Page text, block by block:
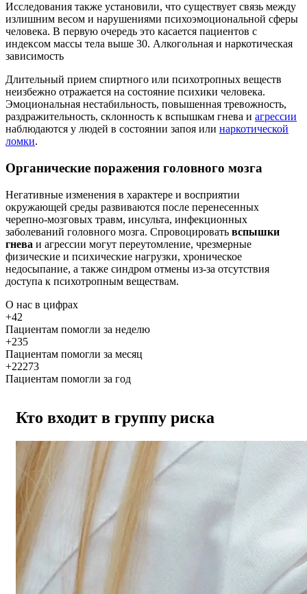
Исследования также установили, что существует связь между
излишним весом и нарушениями психоэмоциональной сферы
человека. В первую очередь это касается пациентов с
индексом массы тела выше 30. Алкогольная и наркотическая
зависимость
Длительный прием спиртного или психотропных веществ
неизбежно отражается на состояние психики человека.
Эмоциональная нестабильность, повышенная тревожность,
раздражительность, склонность к вспышкам гнева и агрессии
наблюдаются у людей в состоянии запоя или наркотической
ломки.
Органические поражения головного мозга
Негативные изменения в характере и восприятии
окружающей среды развиваются после перенесенных
черепно-мозговых травм, инсульта, инфекционных
заболеваний головного мозга. Спровоцировать вспышки
гнева и агрессии могут переутомление, чрезмерные
физические и психические нагрузки, хроническое
недосыпание, а также синдром отмены из-за отсутствия
доступа к психотропным веществам.
О нас в цифрах
+42
Пациентам помогли за неделю
+235
Пациентам помогли за месяц
+22273
Пациентам помогли за год
Кто входит в группу риска